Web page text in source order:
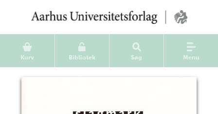
Kurv Bibliotek Søg Menu